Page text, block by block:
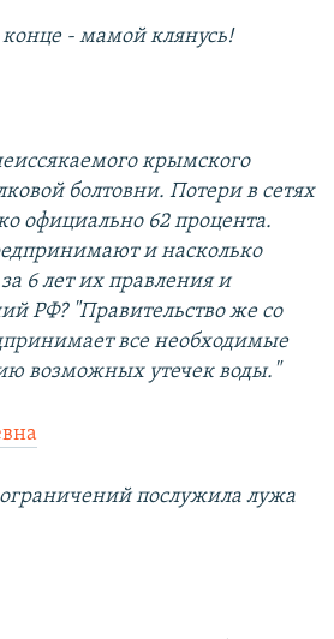
- мамой клянусь!
крымского
болтовни. Потери в сетях
официально 62 процента.
и насколько
6 лет их правления и
РФ? "Правительство же со
все необходимые
возможных утечек воды."
послужила лужа